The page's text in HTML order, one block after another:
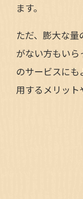
ます。
ただ、膨大な
がない方もい
のサービスに
用するメリット